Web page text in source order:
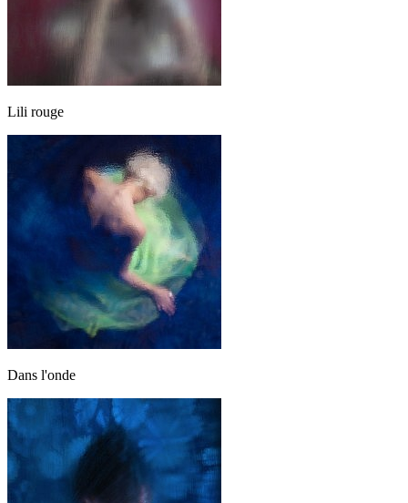
Lili rouge
Dans l'onde